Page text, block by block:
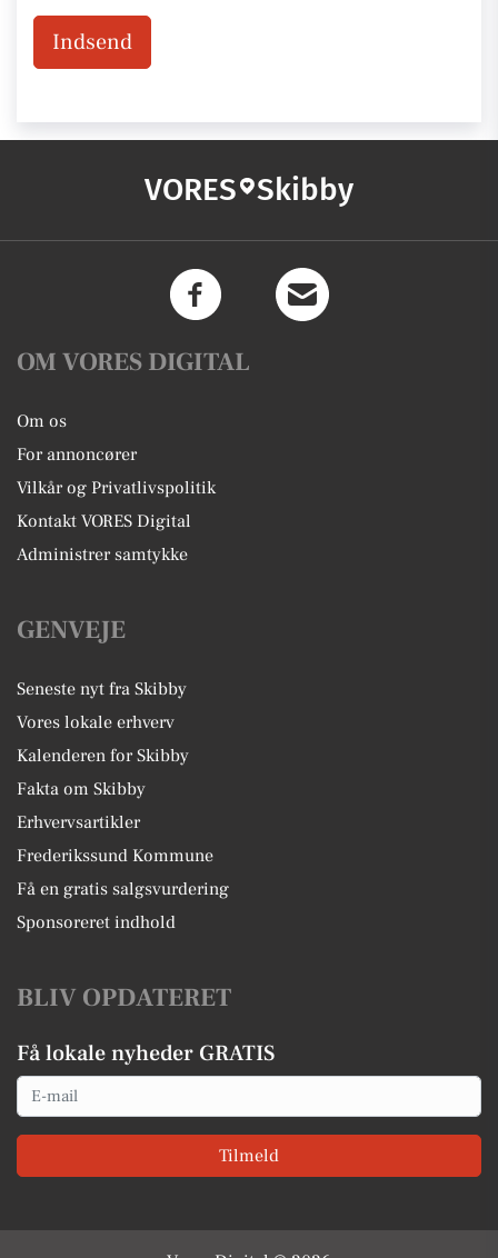
Indsend
VORES Skibby
OM VORES DIGITAL
Om os
For annoncører
Vilkår og Privatlivspolitik
Kontakt VORES Digital
Administrer samtykke
GENVEJE
Seneste nyt fra Skibby
Vores lokale erhverv
Kalenderen for Skibby
Fakta om Skibby
Erhvervsartikler
Frederikssund Kommune
Få en gratis salgsvurdering
Sponsoreret indhold
BLIV OPDATERET
Få lokale nyheder GRATIS
Email
Tilmeld